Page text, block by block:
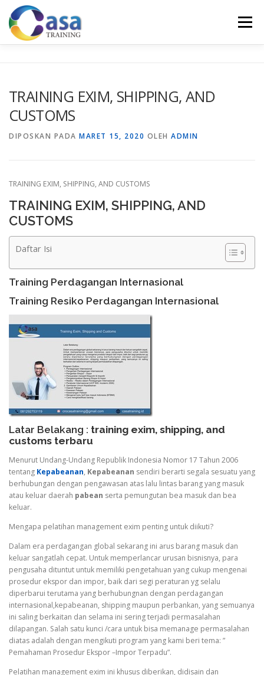
Lompat
konten
Menu
KONTAK KAMI
TRAINING EXIM, SHIPPING, AND
CUSTOMS
DIPOSKAN PADA MARET 15, 2020 OLEH ADMIN
TRAINING EXIM, SHIPPING, AND CUSTOMS
TRAINING EXIM, SHIPPING, AND
CUSTOMS
Daftar Isi
Training Perdagangan Internasional
Training Resiko Perdagangan Internasional
Latar Belakang : training exim, shipping, and
customs terbaru
Menurut Undang-Undang Republik Indonesia Nomor 17 Tahun 2006
tentang Kepabeanan, Kepabeanan sendiri berarti segala sesuatu yang
berhubungan dengan pengawasan atas lalu lintas barang yang masuk
atau keluar daerah pabean serta pemungutan bea masuk dan bea
keluar.
Mengapa pelatihan management exim penting untuk diikuti?
Dalam era perdagangan global sekarang ini arus barang masuk dan
keluar sangatlah cepat. Untuk memperlancar urusan bisnisnya, para
pengusaha dituntut untuk memiliki pengetahuan yang cukup mengenai
prosedur ekspor dan impor, baik dari segi peraturan yg selalu
diperbarui terutama yang berhubungnan dengan perdagangan
internasional,kepabeanan, shipping maupun perbankan, yang semuanya
ini saling berkaitan dan selama ini sering terjadi permasalahan
dilapangan. Salah satu kunci /cara untuk bisa memanage permasalahan
diatas adalah dengan mengikuti program yang kami beri tema: ”
Pemahaman Prosedur Ekspor –Impor Terpadu”.
Pelatihan management exim ini khusus diberikan, didisain dan